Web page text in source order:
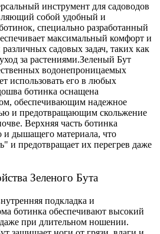
инструмент для садоводов
собой удобный и
специально разработанный
максимальный комфорт и
садовых задач, таких как
за растениями.Зеленый Бут
водонепроницаемых
использовать его в любых
ботинка оснащена
обеспечивающим надежное
и предотвращающим скольжение
Верхняя часть ботинка
и дышащего материала, что
и предотвращает их перегрев даже
Зеленого Бута
подкладка и
ботинка обеспечивают высокий
при длительном ношении.